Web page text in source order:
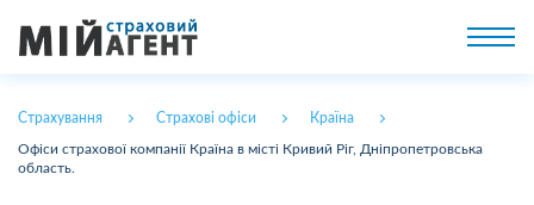
Страхування Страхові офіси Країна
Офіси страхової компанії Країна в місті Кривий Ріг, Дніпропетровська
область.